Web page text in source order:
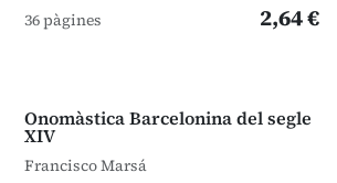
36 pàgines 2,64 €
Onomàstica Barcelonina del segle
XIV
Francisco Marsá